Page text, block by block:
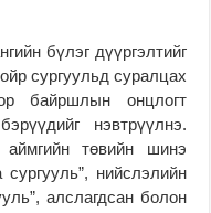
бүлэг дүүргэлтийг
сургуульд суралцах
байршлын онцлогт
нэвтрүүлнэ.
аймгийн төвийн шинэ
нийслэлийн
алслагдсан болон